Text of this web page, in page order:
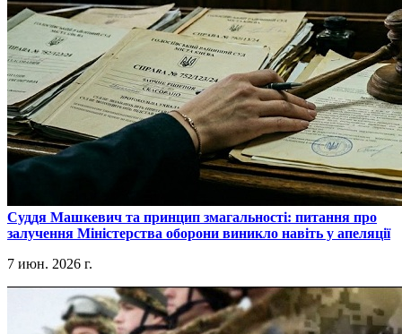
​Суддя Машкевич та принцип змагальності: питання про
залучення Міністерства оборони виникло навіть у апеляції
7 июн. 2026 г.